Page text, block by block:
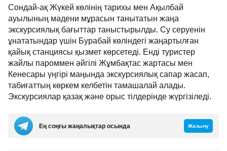
Сондай-ақ Жүкей көлінің тарихы мен Ақылбай
ауылының мәдени мұрасын танытатын жаңа
экскурсиялық бағыттар таныстырылды. Су серуенін
ұнататындар үшін Бурабай көліндегі жаңартылған
қайық станциясы қызмет көрсетеді. Енді туристер
жайлы пароммен әйгілі Жұмбақтас жартасы мен
Кенесары үңгірі маңында экскурсиялық сапар жасап,
табиғаттың көркем келбетін тамашалай алады.
Экскурсиялар қазақ және орыс тілдерінде жүргізіледі.
Ең соңғы жаңалықтар осында Жазылу